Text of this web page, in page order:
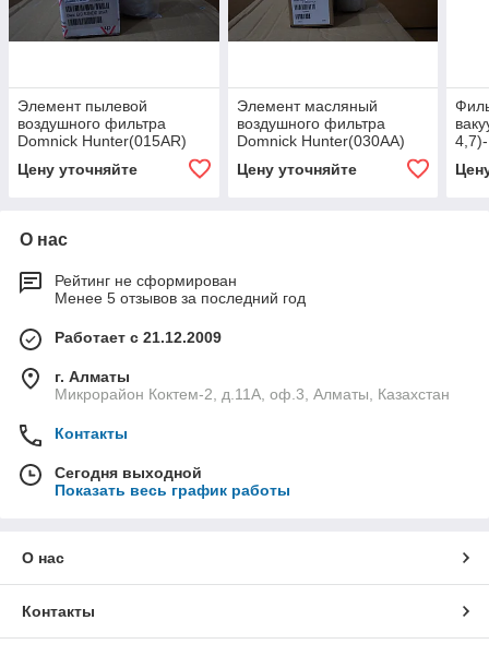
Элемент пылевой
воздушного фильтра
Domnick Hunter(015AR)
Цену уточняйте
Элемент масляный
воздушного фильтра
Domnick Hunter(030AA)
Цену уточняйте
О нас
Рейтинг не сформирован
Менее 5 отзывов за последний год
Работает с 21.12.2009
г. Алматы
Микрорайон Коктем-2, д.11А, оф.3, Алматы, Казахстан
Контакты
Сегодня выходной
Показать весь график работы
О нас
Контакты